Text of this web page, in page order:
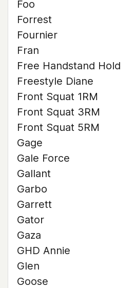
Foo
Forrest
Fournier
Fran
Free Handstand Hold
Freestyle Diane
Front Squat 1RM
Front Squat 3RM
Front Squat 5RM
Gage
Gale Force
Gallant
Garbo
Garrett
Gator
Gaza
GHD Annie
Glen
Goose